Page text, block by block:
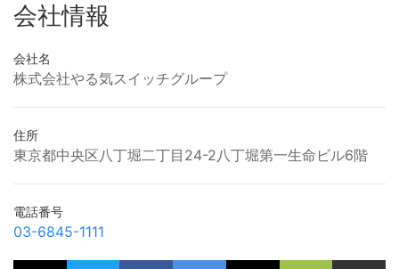
会社情報
会社名
株式会社やる気スイッチグループ
住所
東京都中央区八丁堀二丁目24-2八丁堀第一生命ビル6階
電話番号
03-6845-1111